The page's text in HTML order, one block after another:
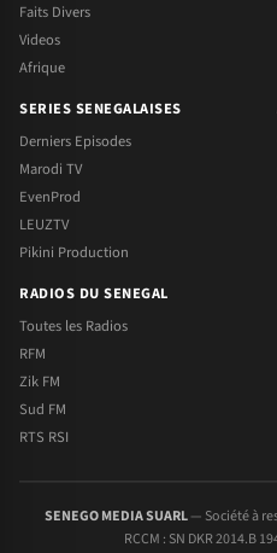
Faits Divers
Videos
Afrique
SERIES SENEGALAISES
Derniers Episodes
Marodi TV
EvenProd
LEUZTV
Pikini Production
RADIOS DU SENEGAL
Toutes les Radios
RFM
Zik FM
Sud FM
RTS RSI
SENEGO MEDIA SUARL— Société à
RCCM : SN DKR 2014.B